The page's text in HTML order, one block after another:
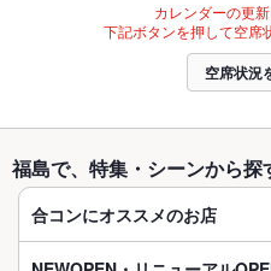
カレンダーの更新
下記ボタンを押して空席
空席状況
福島で、特集・シーンから探
合コンにオススメのお店